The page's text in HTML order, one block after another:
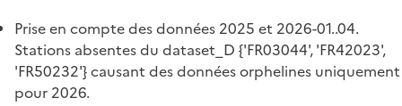
Prise en compte des données 2025 et 2026-01..04.
Stations absentes du dataset_D {'FR03044', 'FR42023',
'FR50232'} causant des données orphelines uniquement
pour 2026.